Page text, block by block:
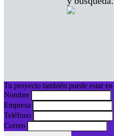
Tu proyecto también puede estar
Nombre
Empresa
Teléfono
Correo